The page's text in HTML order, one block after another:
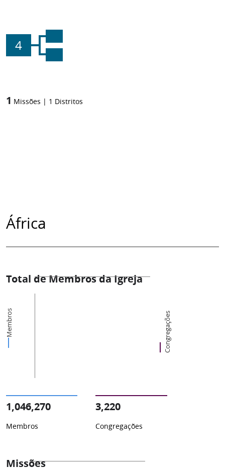
4
1 Missões | 1 Distritos
África
Total de Membros da Igreja
Membros Congregações
1,046,270
Membros
3,220
Congregações
Missões